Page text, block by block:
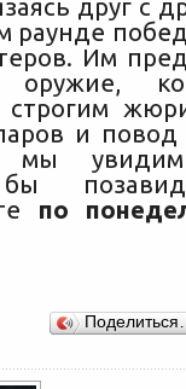
друг с
раунде
Им
оружие,
и повод
мы увидим
по